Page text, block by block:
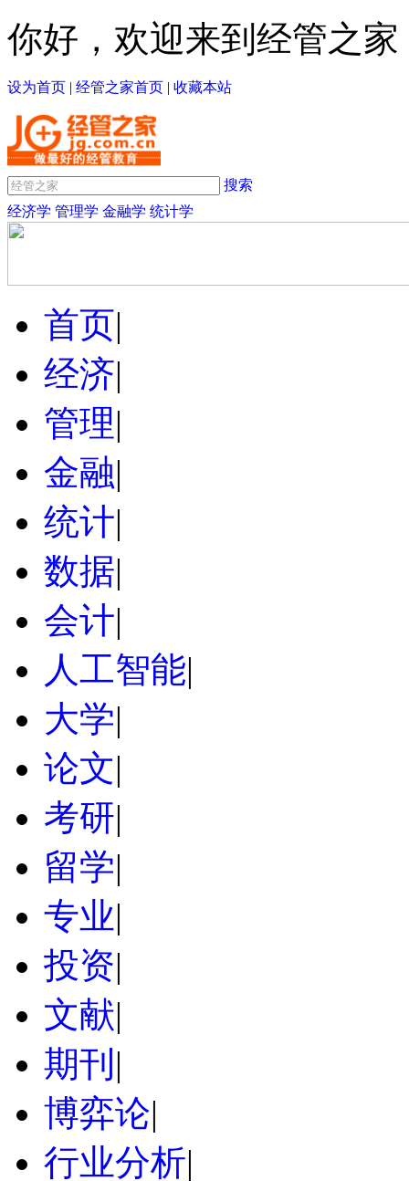
你好，欢迎来到经管之家
设为首页 | 经管之家首页 | 收藏本站
搜索
经济学 管理学 金融学 统计学
首页|
经济|
管理|
金融|
统计|
数据|
会计|
人工智能|
大学|
论文|
考研|
留学|
专业|
投资|
文献|
期刊 |
博弈论|
行业分析|